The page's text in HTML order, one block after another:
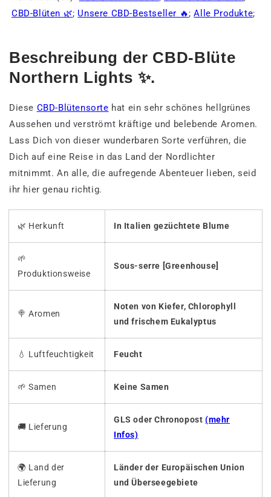
CBD-Blüten 🌿; Unsere CBD-Bestseller 🔥;Alle Produkte;
Beschreibung der CBD-Blüte
Northern Lights ✨.
Diese CBD-Blütensorte hat ein sehr schönes hellgrünes
Aussehen und verströmt kräftige und belebende Aromen.
Lass Dich von dieser wunderbaren Sorte verführen, die
Dich auf eine Reise in das Land der Nordlichter
mitnimmt. An alle, die aufregende Abenteuer lieben, seid
ihr hier genau richtig.
🌿 Herkunft In Italien gezüchtete Blume
🌱
Produktionsweise
Sous-serre [Greenhouse]
🍭Aromen
Noten von Kiefer, Chlorophyll
und frischem Eukalyptus
💧 Luftfeuchtigkeit Feucht
🌱Samen Keine Samen
🚚 Lieferung
GLS oder Chronopost (mehr
Infos)
🌍 Land der
Lieferung
Länder der Europäischen Union
und Überseegebiete